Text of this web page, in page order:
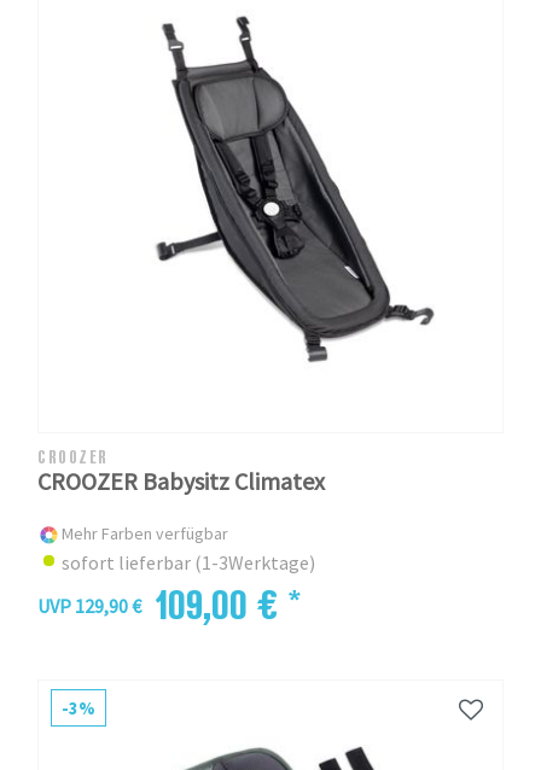
CROOZER
CROOZER Babysitz Climatex
Mehr Farben verfügbar
sofort lieferbar (1-3Werktage)
UVP 129,90 € 109,00 € *
-3%